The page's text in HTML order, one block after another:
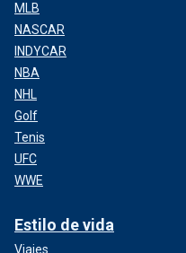
MLB
NASCAR
INDYCAR
NBA
NHL
Golf
Tenis
UFC
WWE
Estilo de vida
Viajes